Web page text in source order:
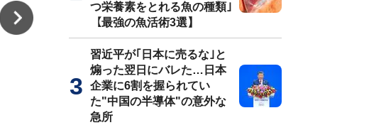
つ栄養素をとれる魚の種類｣
【最強の魚活術3選】
習近平が｢日本に売るな｣と
煽った翌日にバレた…日本
企業に6割を握られてい
た"中国の半導体"の意外な
急所